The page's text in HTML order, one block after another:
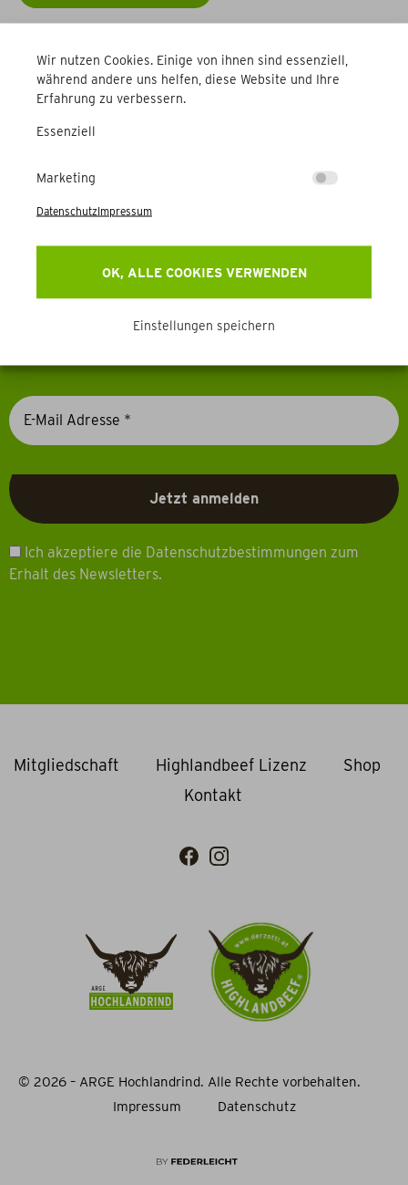
Wir nutzen Cookies. Einige von ihnen sind essenziell,
während andere uns helfen, diese Website und Ihre
Erfahrung zu verbessern.
Essenziell
Marketing
OK, ALLE COOKIES VERWENDEN
Einstellungen speichern
DatenschutzImpressum
Weitere Betriebe
Newsletter
Erhalten Sie Aktuelles, Events & mehr direkt in Ihr
Postfach.
Ich akzeptiere die Datenschutzbestimmungen zum
Erhalt des Newsletters.
Mitgliedschaft Highlandbeef Lizenz
Shop
Kontakt
© 2026 – ARGE Hochlandrind. Alle Rechte vorbehalten.
Impressum
Datenschutz